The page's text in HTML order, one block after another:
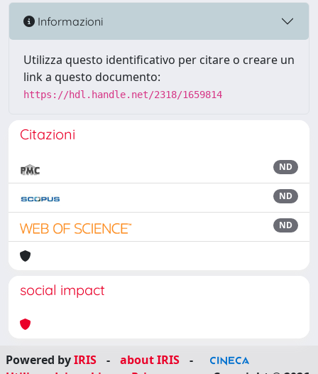
Informazioni
Utilizza questo identificativo per citare o creare un
link a questo documento:
https://hdl.handle.net/2318/1659814
Citazioni
ND
ND
ND
social impact
Powered byIRIS - about IRIS
-